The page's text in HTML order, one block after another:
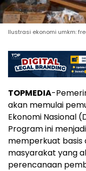
Ilustrasi ekonomi umkm:
TOPMEDIA-
akan memulai
Ekonomi Nasional
Program ini
memperkuat basis
masyarakat yang
perencanaan